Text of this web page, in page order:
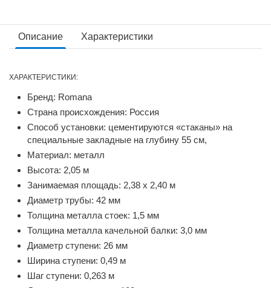
Описание Характеристики
ХАРАКТЕРИСТИКИ:
Бренд: Romana
Страна происхождения: Россия
Способ установки: цементируются «стаканы» на
специальные закладные на глубину 55 см,
Материал: металл
Высота: 2,05 м
Занимаемая площадь: 2,38 х 2,40 м
Диаметр трубы: 42 мм
Толщина металла стоек: 1,5 мм
Толщина металла качельной балки: 3,0 мм
Диаметр ступени: 26 мм
Ширина ступени: 0,49 м
Шаг ступени: 0,263 м